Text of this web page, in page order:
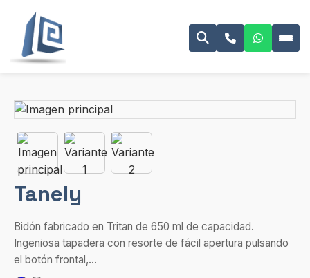
Tanely
Bidón fabricado en Tritan de 650 ml de capacidad.
Ingeniosa tapadera con resorte de fácil apertura pulsando
el botón frontal,...